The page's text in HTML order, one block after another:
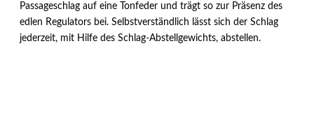
Passageschlag auf eine Tonfeder und trägt so zur Präsenz des
edlen Regulators bei. Selbstverständlich lässt sich der Schlag
jederzeit, mit Hilfe des Schlag-Abstellgewichts, abstellen.